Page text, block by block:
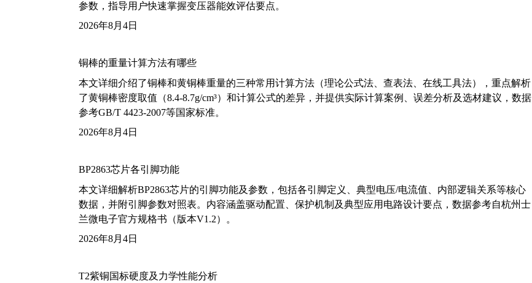
参数，指导用户快速掌握变压器能效评估要点。
2026年8月4日
铜棒的重量计算方法有哪些
本文详细介绍了铜棒和黄铜棒重量的三种常用计算方法（理论公式法、查表法、在线工具法），重点解析
了黄铜棒密度取值（8.4-8.7g/cm³）和计算公式的差异，并提供实际计算案例、误差分析及选材建议，数据
参考GB/T 4423-2007等国家标准。
2026年8月4日
BP2863芯片各引脚功能
本文详细解析BP2863芯片的引脚功能及参数，包括各引脚定义、典型电压/电流值、内部逻辑关系等核心
数据，并附引脚参数对照表。内容涵盖驱动配置、保护机制及典型应用电路设计要点，数据参考自杭州士
兰微电子官方规格书（版本V1.2）。
2026年8月4日
T2紫铜国标硬度及力学性能分析